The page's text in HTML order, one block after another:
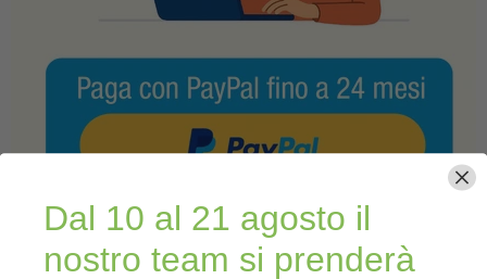
Dal 10 al 21 agosto il
nostro team si prenderà